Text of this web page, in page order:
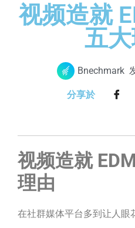
视频造就
五
Bnechmark
分享於
视频造就
理由
在社群媒体平台多到让人眼